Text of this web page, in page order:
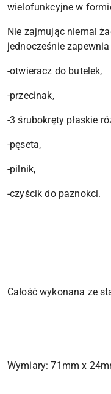
wielofunkcyjne w
Nie zajmując niemal
jednocześnie
-otwieracz do butelek,
-przecinak,
-3 śrubokręty płaskie
-pęseta,
-pilnik,
-czyścik do paznokci.
Całość wykonana ze
Wymiary: 71mm x